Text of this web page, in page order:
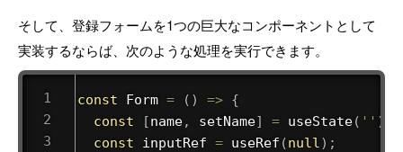
そして、登録フォームを1つの巨大なコンポーネントとして
実装するならば、次のような処理を実行できます。
const Form = ( ) => {
const
[name, setName] = useState( '' )
const inputRef = useRef (null) ;